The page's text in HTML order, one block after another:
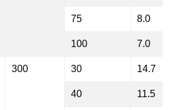
75 8.0
100 7.0
300 30 14.7
40 11.5